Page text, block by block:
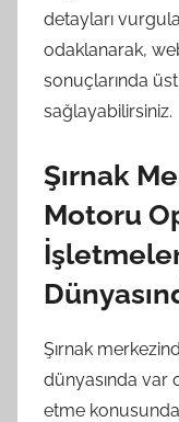
detayları
odaklanarak,
sonuçlarında üst
sağlayabilirsiniz.
Şırnak
Motoru
Şırnak
dünyasında var
etme